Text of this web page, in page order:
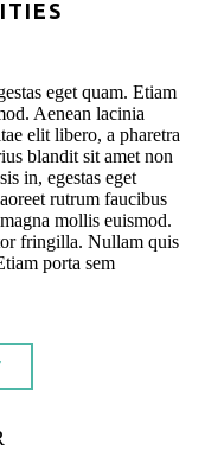
eget quam. Etiam
Aenean lacinia
elit libero, a pharetra
blandit sit amet non
in, egestas eget
rutrum faucibus
mollis euismod.
fringilla. Nullam quis
porta sem